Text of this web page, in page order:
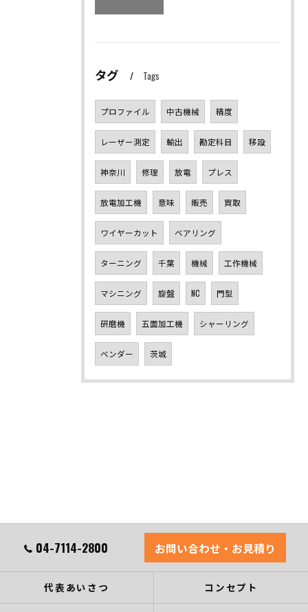
タグ Tags
プロファイル 中古機械 精度
レーザー測定 輸出 勘定科目 移設
神奈川 修理 放電 プレス
放電加工機 意味 販売 買取
ワイヤーカット ベアリング
ターニング 千葉 機械 工作機械
マシニング 旋盤 NC 門型
研磨機 五面加工機 シャーリング
ベンダー 茨城
04-7114-2800 お問い合わせ・お見積り
代表あいさつ コンセプト